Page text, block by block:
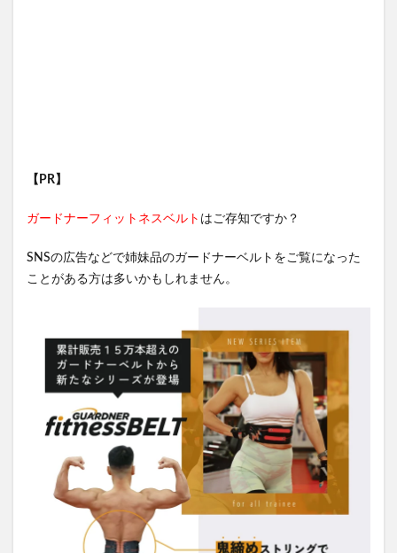
【PR】
ガードナーフィットネスベルト はご存知ですか？
SNSの広告などで姉妹品のガードナーベルトをご覧になった
ことがある方は多いかもしれません。